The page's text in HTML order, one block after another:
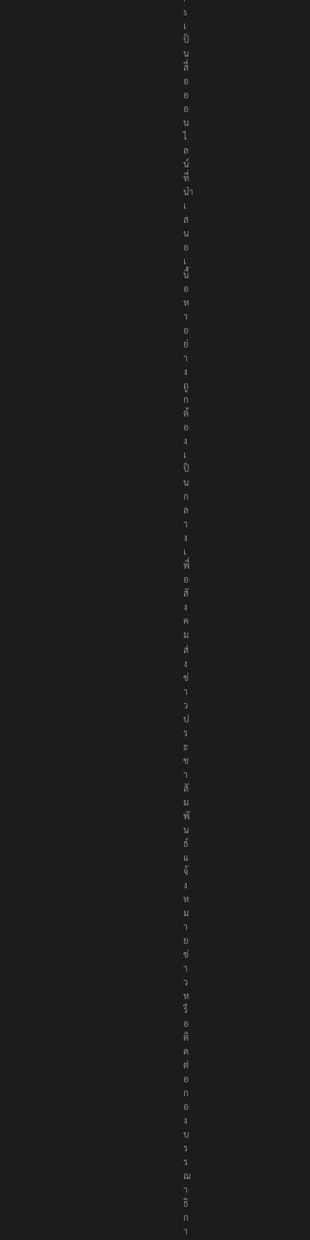
s
เ
ป็
น
สื่
อ
อ
อ
น
ไ
ล
น์
ที่
นำ
เ
ส
น
อ
เ
นื้
อ
ห
า
อ
ย่
า
ง
ถู
ก
ต้
อ
ง
เ
ป็
น
ก
ล
า
ง
เ
พื่
อ
สั
ง
ค
ม
ส่
ง
ข่
า
ว
ป
ร
ะ
ช
า
สั
ม
พั
น
ธ์
แ
จ้
ง
ห
ม
า
ย
ข่
า
ว
ห
รื
อ
ติ
ด
ต่
อ
ก
อ
ง
บ
ร
ร
ณ
า
ธิ
ก
า